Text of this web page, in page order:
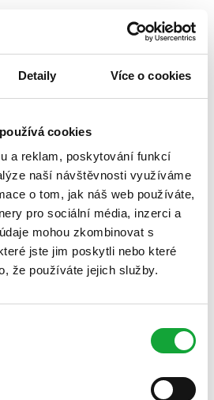
Detaily Více o cookies
cookies
a reklam, poskytování funkcí
naší návštěvnosti využíváme
o tom, jak náš web používáte,
pro sociální média, inzerci a
mohou zkombinovat s
jste jim poskytli nebo které
že používáte jejich služby.